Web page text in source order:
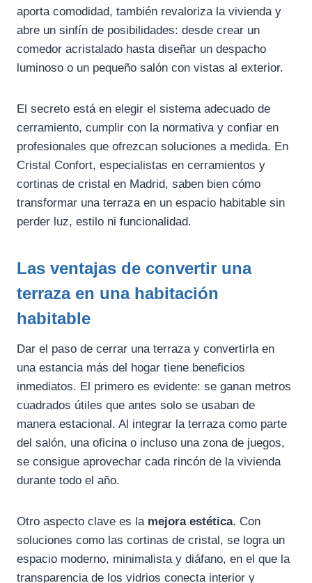
aporta comodidad, también revaloriza la vivienda y
abre un sinfín de posibilidades: desde crear un
comedor acristalado hasta diseñar un despacho
luminoso o un pequeño salón con vistas al exterior.
El secreto está en elegir el sistema adecuado de
cerramiento, cumplir con la normativa y confiar en
profesionales que ofrezcan soluciones a medida. En
Cristal Confort, especialistas en cerramientos y
cortinas de cristal en Madrid, saben bien cómo
transformar una terraza en un espacio habitable sin
perder luz, estilo ni funcionalidad.
Las ventajas de convertir una
terraza en una habitación
habitable
Dar el paso de cerrar una terraza y convertirla en
una estancia más del hogar tiene beneficios
inmediatos. El primero es evidente: se ganan metros
cuadrados útiles que antes solo se usaban de
manera estacional. Al integrar la terraza como parte
del salón, una oficina o incluso una zona de juegos,
se consigue aprovechar cada rincón de la vivienda
durante todo el año.
Otro aspecto clave es la mejora estética. Con
soluciones como las cortinas de cristal, se logra un
espacio moderno, minimalista y diáfano, en el que la
transparencia de los vidrios conecta interior y